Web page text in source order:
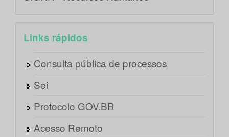
Links rápidos
Consulta pública de processos
Sei
Protocolo GOV.BR
Acesso Remoto